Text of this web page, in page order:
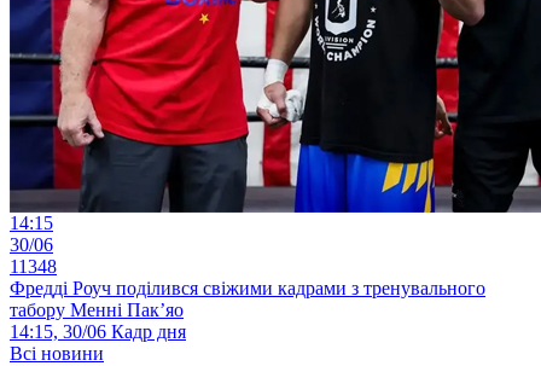
14:15
30/06
11348
Фредді Роуч поділився свіжими кадрами з тренувального
табору Менні Пак’яо
14:15, 30/06 Кадр дня
Всі новини